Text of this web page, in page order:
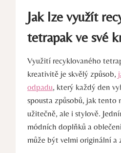
Jak lze využít
tetrapak ve své
Využití recyklovaného
kreativitě je skvělý způsob,
odpadu, který každý den
spousta způsobů, jak tento
užitečně, ale i stylově.
módních doplňků a
může být velmi originální a